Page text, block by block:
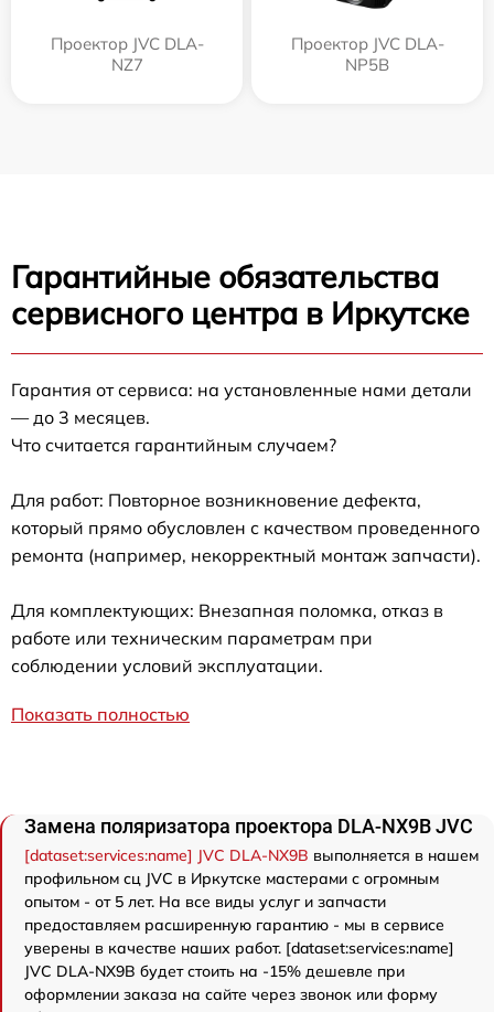
Проектор JVC DLA-
NZ7
Проектор JVC DLA-
NP5B
Гарантийные обязательства
сервисного центра в Иркутске
Гарантия от сервиса: на установленные нами детали
— до 3 месяцев.
Что считается гарантийным случаем?
Для работ: Повторное возникновение дефекта,
который прямо обусловлен с качеством проведенного
ремонта (например, некорректный монтаж запчасти).
Для комплектующих: Внезапная поломка, отказ в
работе или техническим параметрам при
соблюдении условий эксплуатации.
Показать полностью
Замена поляризатора проектора DLA-NX9B JVC
[dataset:services:name] JVC DLA-NX9B выполняется в нашем
профильном сц JVC в Иркутске мастерами с огромным
опытом - от 5 лет. На все виды услуг и запчасти
предоставляем расширенную гарантию - мы в сервисе
уверены в качестве наших работ. [dataset:services:name]
JVC DLA-NX9B будет стоить на -15% дешевле при
оформлении заказа на сайте через звонок или форму